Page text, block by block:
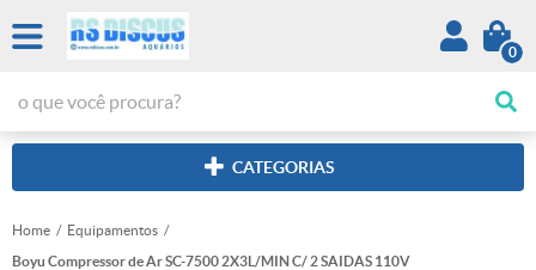
0
CATEGORIAS
Home
Equipamentos
Boyu Compressor de Ar SC-7500 2X3L/MIN C/ 2 SAIDAS 110V